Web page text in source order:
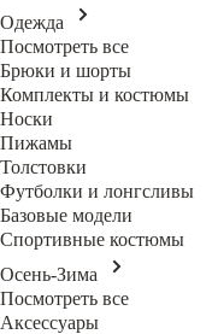
Одежда
Посмотреть все
Брюки и шорты
Комплекты и костюмы
Носки
Пижамы
Толстовки
Футболки и лонгсливы
Базовые модели
Спортивные костюмы
Осень-Зима
Посмотреть все
Аксессуары